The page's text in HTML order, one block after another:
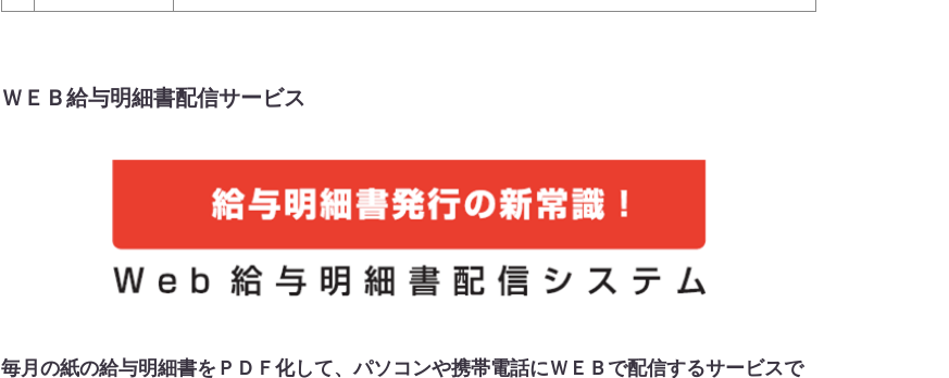
ＷＥＢ給与明細書配信サービス
毎月の紙の給与明細書をＰＤＦ化して、パソコンや携帯電話にＷＥＢで配信するサービスで